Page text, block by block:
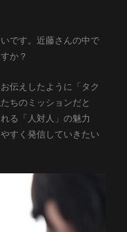
です。近藤さんの中で
か？
伝えしたように「タク
ちのミッションだと
る「人対人」の魅力
すく発信していきたい